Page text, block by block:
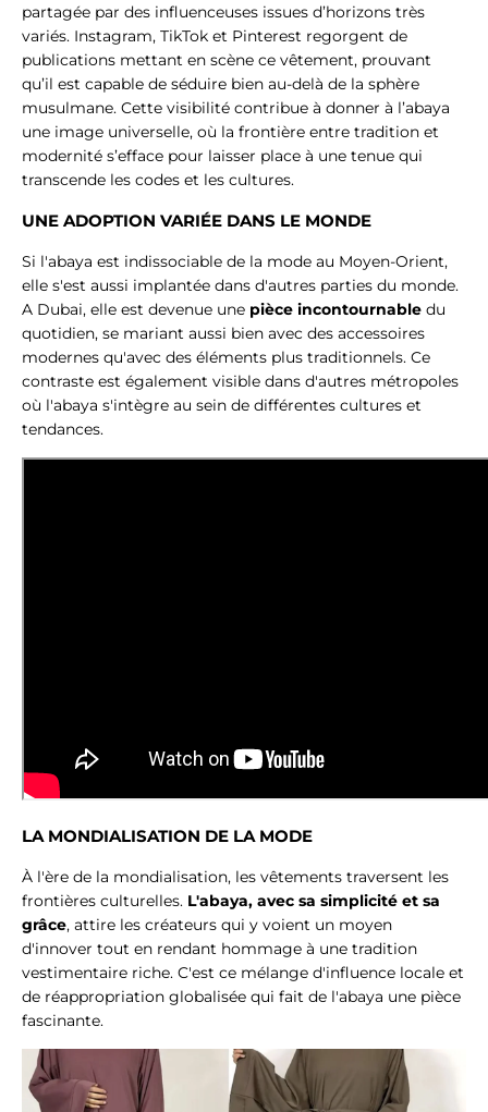
partagée par des influenceuses issues d’horizons très
variés. Instagram, TikTok et Pinterest regorgent de
publications mettant en scène ce vêtement, prouvant
qu’il est capable de séduire bien au-delà de la sphère
musulmane. Cette visibilité contribue à donner à l’abaya
une image universelle, où la frontière entre tradition et
modernité s’efface pour laisser place à une tenue qui
transcende les codes et les cultures.
UNE ADOPTION VARIÉE DANS LE MONDE
Si l'abaya est indissociable de la mode au Moyen-Orient,
elle s'est aussi implantée dans d'autres parties du monde.
A Dubai, elle est devenue une pièce incontournable du
quotidien, se mariant aussi bien avec des accessoires
modernes qu'avec des éléments plus traditionnels. Ce
contraste est également visible dans d'autres métropoles
où l'abaya s'intègre au sein de différentes cultures et
tendances.
LA MONDIALISATION DE LA MODE
À l'ère de la mondialisation, les vêtements traversent les
frontières culturelles. L'abaya, avec sa simplicité et sa
grâce, attire les créateurs qui y voient un moyen
d'innover tout en rendant hommage à une tradition
vestimentaire riche. C'est ce mélange d'influence locale et
de réappropriation globalisée qui fait de l'abaya une pièce
fascinante.